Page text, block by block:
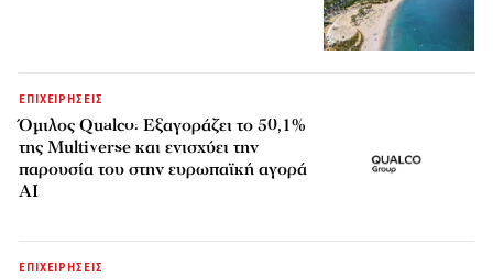
ΕΠΙΧΕΙΡΗΣΕΙΣ
Όμιλος Qualco: Εξαγοράζει το 50,1%
της Multiverse και ενισχύει την
παρουσία του στην ευρωπαϊκή αγορά
AI
ΕΠΙΧΕΙΡΗΣΕΙΣ